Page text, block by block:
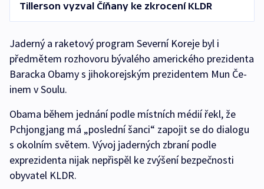
Tillerson vyzval Číňany ke zkrocení KLDR
Jaderný a raketový program Severní Koreje byl i
předmětem rozhovoru bývalého amerického prezidenta
Baracka Obamy s jihokorejským prezidentem Mun Če-
inem v Soulu.
Obama během jednání podle místních médií řekl, že
Pchjongjang má „poslední šanci“ zapojit se do dialogu
s okolním světem. Vývoj jaderných zbraní podle
exprezidenta nijak nepřispěl ke zvýšení bezpečnosti
obyvatel KLDR.